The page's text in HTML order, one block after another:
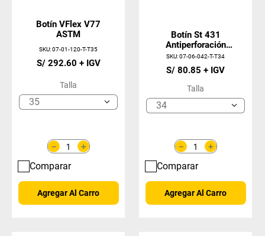
Botín VFlex V77
ASTM
SKU:07-01-120-T-T35
S/ 292.60
Talla
35
＋
－
Comparar
Agregar Al Carro
Botín St 431
Antiperforación
ASTM Negro
SKU:07-06-042-T-T34
S/ 80.85
Talla
34
＋
－
Comparar
Agregar Al Carro